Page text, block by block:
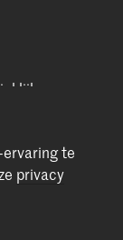
samen
te
privacy